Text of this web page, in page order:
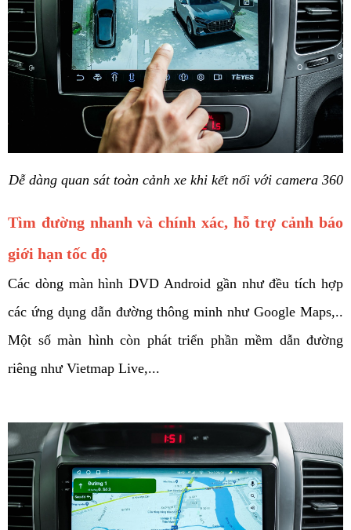
Dễ dàng quan sát toàn cảnh xe khi kết nối với camera 360
Tìm đường nhanh và chính xác, hỗ trợ cảnh báo
giới hạn tốc độ
Các dòng màn hình DVD Android gần như đều tích hợp
các ứng dụng dẫn đường thông minh như Google Maps,..
Một số màn hình còn phát triển phần mềm dẫn đường
riêng như Vietmap Live,...